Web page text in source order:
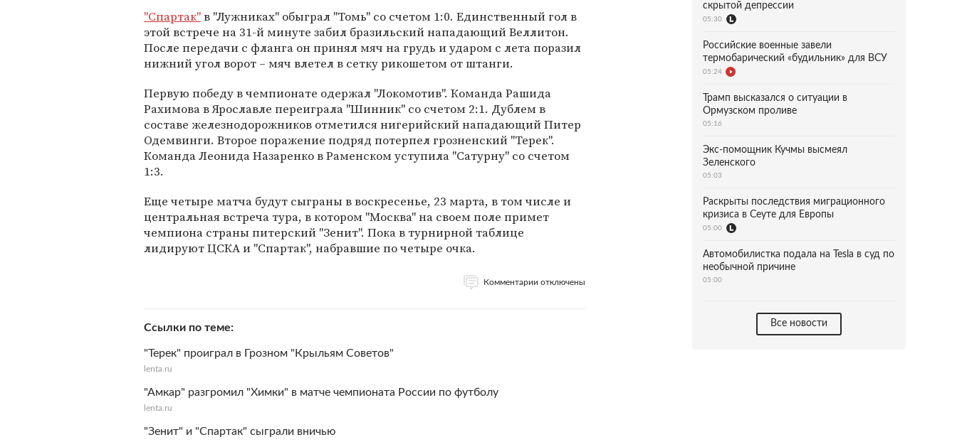
"Спартак"в "Лужниках" обыграл "Томь" со счетом 1:0. Единственный гол в
этой встрече на 31-й минуте забил бразильский нападающий Веллитон.
После передачи с фланга он принял мяч на грудь и ударом с лета поразил
нижний угол ворот – мяч влетел в сетку рикошетом от штанги.
Первую победу в чемпионате одержал "Локомотив". Команда Рашида
Рахимова в Ярославле переиграла "Шинник" со счетом 2:1. Дублем в
составе железнодорожников отметился нигерийский нападающий Питер
Одемвинги. Второе поражение подряд потерпел грозненский "Терек".
Команда Леонида Назаренко в Раменском уступила "Сатурну" со счетом
1:3.
Еще четыре матча будут сыграны в воскресенье, 23 марта, в том числе и
центральная встреча тура, в котором "Москва" на своем поле примет
чемпиона страны питерский "Зенит". Пока в турнирной таблице
лидируют ЦСКА и "Спартак", набравшие по четыре очка.
Комментарии отключены
Ссылки по теме
"Терек" проиграл в Грозном "Крыльям Советов"
lenta.ru
"Амкар" разгромил "Химки" в матче чемпионата России по футболу
lenta.ru
"Зенит" и "Спартак" сыграли вничью
скрытой депрессии
05:30
Российские военные завели
термобарический «будильник» для ВСУ
05:24
Трамп высказался о ситуации в
Ормузском проливе
05:16
Экс-помощник Кучмы высмеял
Зеленского
05:03
Раскрыты последствия миграционного
кризиса в Сеуте для Европы
05:00
Автомобилистка подала на Tesla в суд по
необычной причине
05:00
Все новости